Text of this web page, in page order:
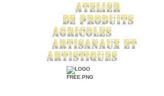
ATElier
dePRODUITS
AGrICOles
ARTISANaux ET
ARTISTIQUES